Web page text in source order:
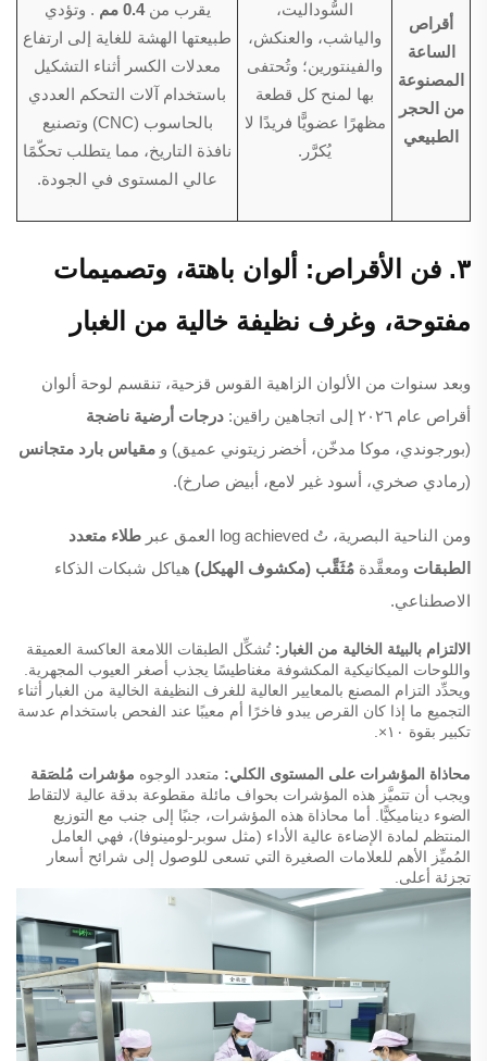
أقراص
الساعة
المصنوعة
من الحجر
الطبيعي
السُّوداليت،
والياشب، والعنكش،
والفينتورين؛ وتُحتفى
بها لمنح كل قطعة
مظهرًا عضويًّا فريدًا لا
يُكرَّر.
يقرب من0.4 مم
. وتؤدي
طبيعتها الهشة للغاية إلى ارتفاع
معدلات الكسر أثناء التشكيل
باستخدام آلات التحكم العددي
بالحاسوب (CNC) وتصنيع
نافذة التاريخ، مما يتطلب تحكّمًا
عالي المستوى في الجودة.
٣. فن الأقراص: ألوان باهتة، وتصميمات
مفتوحة، وغرف نظيفة خالية من الغبار
وبعد سنوات من الألوان الزاهية القوس قزحية، تنقسم لوحة ألوان
أقراص عام ٢٠٢٦ إلى اتجاهين راقين:
درجات أرضية ناضجة
(بورجوندي، موكا مدخّن، أخضر زيتوني عميق) و مقياس بارد متجانس
(رمادي صخري، أسود غير لامع، أبيض صارخ).
ومن الناحية البصرية، تُ log achieved العمق عبر
طلاء متعدد
الطبقات ومعقَّدة مُثَقَّب (مكشوف الهيكل) هياكل شبكات الذكاء
الاصطناعي.
الالتزام بالبيئة الخالية من الغبار:تُشكِّل الطبقات اللامعة العاكسة العميقة
واللوحات الميكانيكية المكشوفة مغناطيسًا يجذب أصغر العيوب المجهرية.
ويحدِّد التزام المصنع بالمعايير العالية للغرف النظيفة الخالية من الغبار أثناء
التجميع ما إذا كان القرص يبدو فاخرًا أم معيبًا عند الفحص باستخدام عدسة
تكبير بقوة ١٠×.
محاذاة المؤشرات على المستوى الكلي: متعدد الوجوه مؤشرات مُلصَقة
ويجب أن تتميَّز هذه المؤشرات بحواف مائلة مقطوعة بدقة عالية لالتقاط
الضوء ديناميكيًّا. أما محاذاة هذه المؤشرات، جنبًا إلى جنب مع التوزيع
المنتظم لمادة الإضاءة عالية الأداء (مثل سوبر-لومينوفا)، فهي العامل
المُميِّز الأهم للعلامات الصغيرة التي تسعى للوصول إلى شرائح أسعار
تجزئة أعلى.